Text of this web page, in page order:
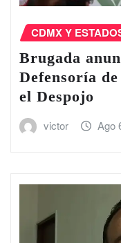
CDMX Y
Brugada
Defensoría
el Despojo
victor Ago